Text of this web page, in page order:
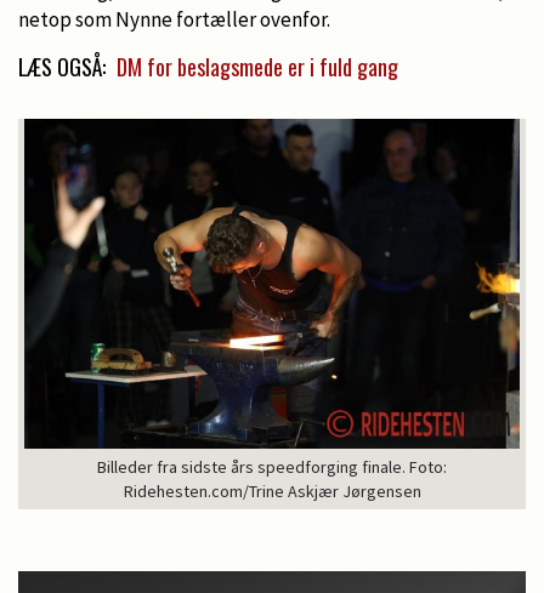
netop som Nynne fortæller ovenfor.
LÆS OGSÅ: DM for beslagsmede er i fuld gang
Billeder fra sidste års speedforging finale. Foto:
Ridehesten.com/Trine Askjær Jørgensen